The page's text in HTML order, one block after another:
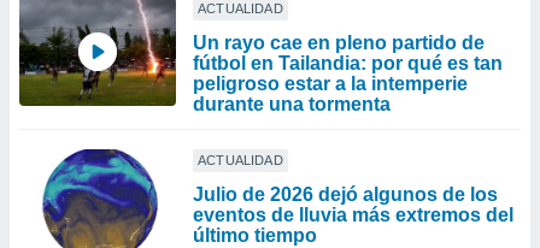
ACTUALIDAD
Un rayo cae en pleno partido de
fútbol en Tailandia: por qué es tan
peligroso estar a la intemperie
durante una tormenta
ACTUALIDAD
Julio de 2026 dejó algunos de los
eventos de lluvia más extremos del
último tiempo